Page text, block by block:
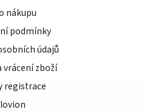
nákupu
podmínky
údajů
vrácení zboží
registrace